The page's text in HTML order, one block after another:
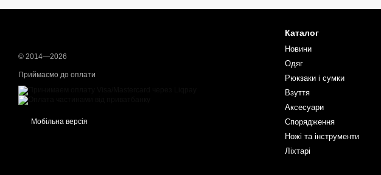
© 2014—2026
Приймаємо до оплати
Мобільна версія
Каталог
Новини
Одяг
Рюкзаки і сумки
Взуття
Аксесуари
Спорядження
Ножі та інструменти
Ліхтарі